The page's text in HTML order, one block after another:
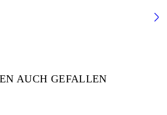
AUCH GEFALLEN